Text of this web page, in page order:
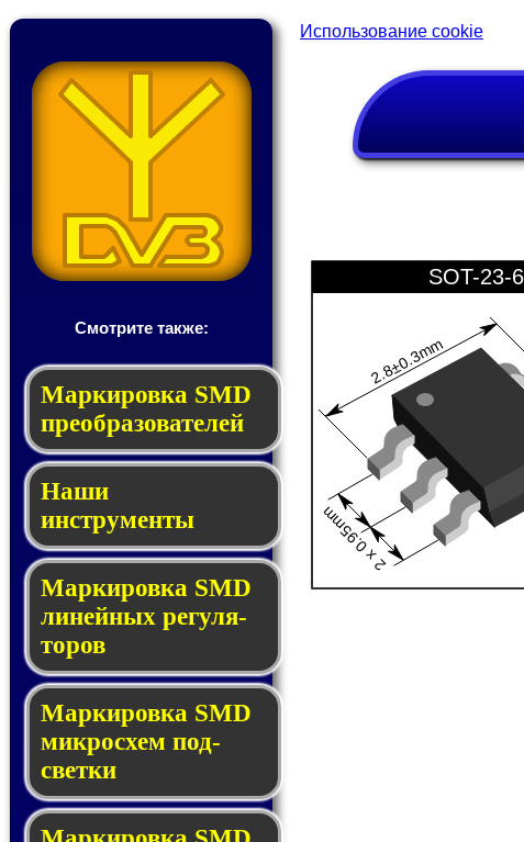
Смотрите также:
Мар­ки­ров­ка SMD
пре­об­ра­зо­ва­те­лей
Наши
инструменты
Маркировка SMD
ли­ней­ных ре­гу­ля­
то­ров
Маркировка SMD
мик­ро­схем под­
свет­ки
Использование cookie
2.8±0.3mm
2 x 0.95mm
SOT-23-6